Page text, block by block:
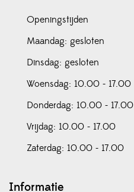
Openingstijden
Maandag: gesloten
Dinsdag: gesloten
Woensdag: 10.00 - 17.00
Donderdag: 10.00 - 17.00
Vrijdag: 10.00 - 17.00
Zaterdag: 10.00 - 17.00
Informatie